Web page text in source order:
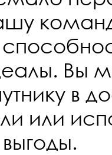
Вы
в
или